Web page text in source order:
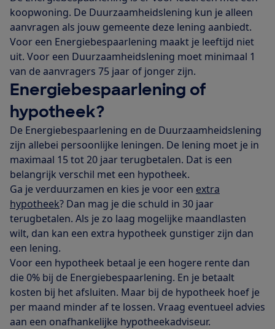
koopwoning. De Duurzaamheidslening kun je alleen
aanvragen als jouw gemeente deze lening aanbiedt.
Voor een Energiebespaarlening maakt je leeftijd niet
uit. Voor een Duurzaamheidslening moet minimaal 1
van de aanvragers 75 jaar of jonger zijn.
Energiebespaarlening of
hypotheek?
De Energiebespaarlening en de Duurzaamheidslening
zijn allebei persoonlijke leningen. De lening moet je in
maximaal 15 tot 20 jaar terugbetalen. Dat is een
belangrijk verschil met een hypotheek.
Ga je verduurzamen en kies je voor een extra
hypotheek? Dan mag je die schuld in 30 jaar
terugbetalen. Als je zo laag mogelijke maandlasten
wilt, dan kan een extra hypotheek gunstiger zijn dan
een lening.
Voor een hypotheek betaal je een hogere rente dan
die 0% bij de Energiebespaarlening. En je betaalt
kosten bij het afsluiten. Maar bij de hypotheek hoef je
per maand minder af te lossen. Vraag eventueel advies
aan een onafhankelijke hypotheekadviseur.